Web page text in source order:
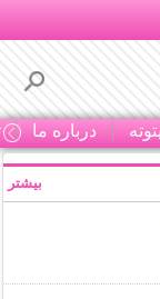
درباره ما
بیشتر